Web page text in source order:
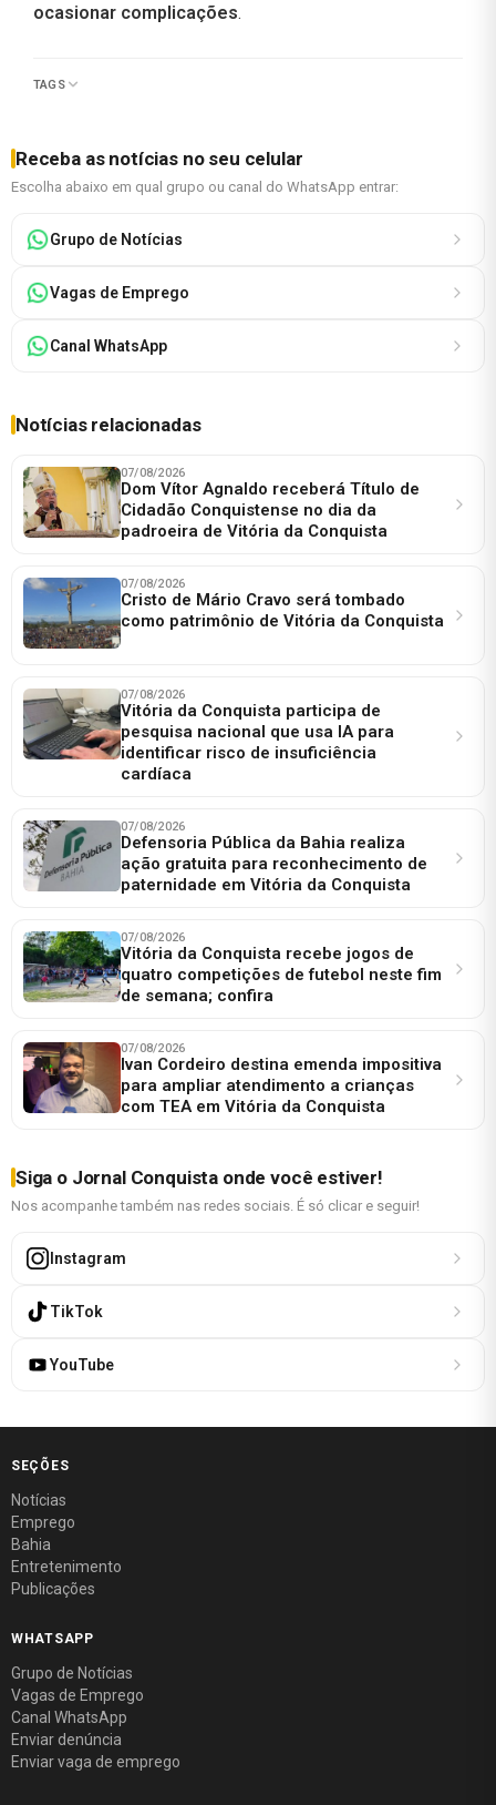
ocasionar complicações.
TAGS
Receba as notícias no seu celular
Escolha abaixo em qual grupo ou canal do WhatsApp entrar:
Grupo de Notícias
Vagas de Emprego
Canal WhatsApp
Notícias relacionadas
07/08/2026
Dom Vítor Agnaldo receberá Título de
Cidadão Conquistense no dia da
padroeira de Vitória da Conquista
07/08/2026
Cristo de Mário Cravo será tombado
como patrimônio de Vitória da Conquista
07/08/2026
Vitória da Conquista participa de
pesquisa nacional que usa IA para
identificar risco de insuficiência
cardíaca
07/08/2026
Defensoria Pública da Bahia realiza
ação gratuita para reconhecimento de
paternidade em Vitória da Conquista
07/08/2026
Vitória da Conquista recebe jogos de
quatro competições de futebol neste fim
de semana; confira
07/08/2026
Ivan Cordeiro destina emenda impositiva
para ampliar atendimento a crianças
com TEA em Vitória da Conquista
Siga o Jornal Conquista onde você estiver!
Nos acompanhe também nas redes sociais. É só clicar e seguir!
Instagram
TikTok
YouTube
SEÇÕES
Notícias
Emprego
Bahia
Entretenimento
Publicações
WHATSAPP
Grupo de Notícias
Vagas de Emprego
Canal WhatsApp
Enviar denúncia
Enviar vaga de emprego